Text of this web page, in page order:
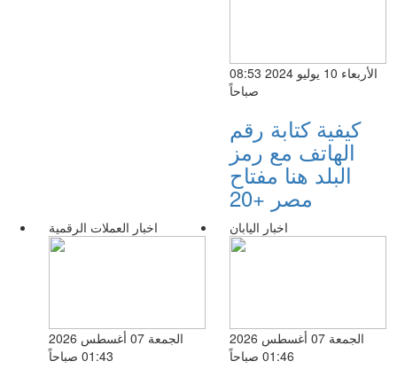
الأربعاء 10 يوليو 2024 08:53
صباحاً
كيفية كتابة رقم
الهاتف مع رمز
البلد هنا مفتاح
مصر +20
اخبار العملات الرقمية
الجمعة 07 أغسطس 2026
01:43 صباحاً
اخبار اليابان
الجمعة 07 أغسطس 2026
01:46 صباحاً